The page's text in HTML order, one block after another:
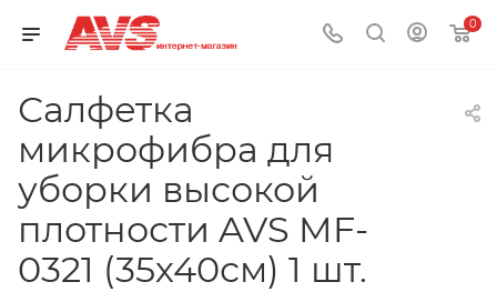
0
Салфетка
микрофибра для
уборки высокой
плотности AVS MF-
0321 (35х40см) 1 шт.